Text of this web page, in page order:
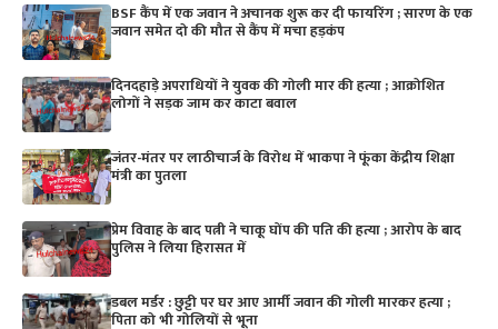
BSF कैंप में एक जवान ने अचानक शुरू कर दी फायरिंग ; सारण के एक
जवान समेत दो की मौत से कैंप में मचा हड़कंप
दिनदहाड़े अपराधियों ने युवक की गोली मार की हत्या ; आक्रोशित
लोगों ने सड़क जाम कर काटा बवाल
जंतर-मंतर पर लाठीचार्ज के विरोध में भाकपा ने फूंका केंद्रीय शिक्षा
मंत्री का पुतला
प्रेम विवाह के बाद पत्नी ने चाकू घोंप की पति की हत्या ; आरोप के बाद
पुलिस ने लिया हिरासत में
डबल मर्डर : छुट्टी पर घर आए आर्मी जवान की गोली मारकर हत्या ;
पिता को भी गोलियों से भूना